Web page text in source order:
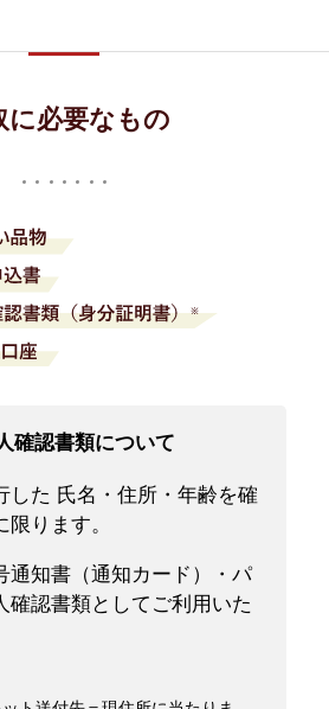
に必要なもの
確認書類について
した 氏名・住所・年齢を確
ります。
通知書（通知カード）・パ
確認書類としてご利用いた